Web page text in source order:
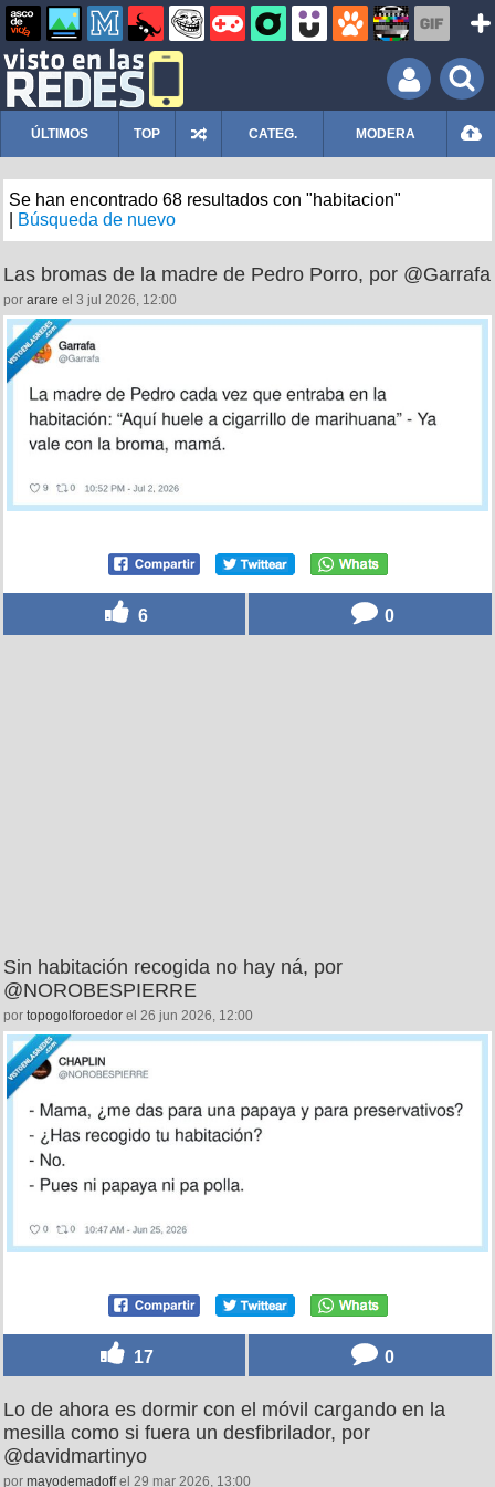
ÚLTIMOS TOP CATEG. MODERA
Se han encontrado 68 resultados con "habitacion"
Búsqueda de nuevo
Las bromas de la madre de Pedro Porro, por @Garrafa
por arare el 3 jul 2026, 12:00
6 0
Sin habitación recogida no hay ná, por
@NOROBESPIERRE
por topogolforoedor el 26 jun 2026, 12:00
17 0
Lo de ahora es dormir con el móvil cargando en la
mesilla como si fuera un desfibrilador, por
@davidmartinyo
por mayodemadoffel 29 mar 2026, 13:00